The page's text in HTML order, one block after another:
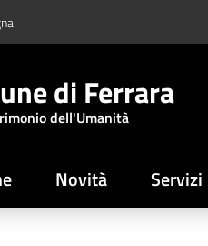
di Ferrara
dell'Umanità
Novità Servizi